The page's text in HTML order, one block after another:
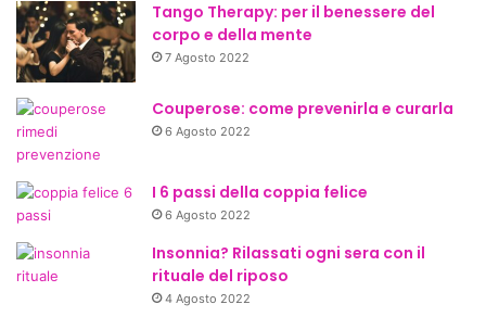
Tango Therapy: per il benessere del
corpo e della mente
7 Agosto 2022
Couperose: come prevenirla e curarla
6 Agosto 2022
I 6 passi della coppia felice
6 Agosto 2022
Insonnia? Rilassati ogni sera con il
rituale del riposo
4 Agosto 2022